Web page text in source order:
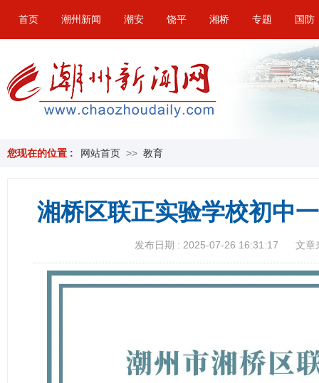
首页 潮州新闻 潮安 饶平 湘桥 专题 国防
您现在的位置 : 网站首页 >> 教育
湘桥区联正实验学校初中
发布日期 : 2025-07-26 16:31:17 文章